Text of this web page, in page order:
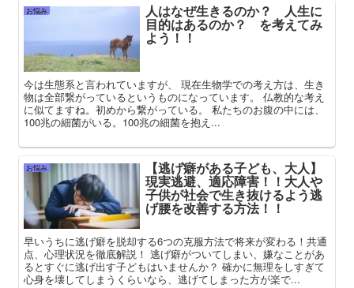
お悩み 人はなぜ生きるのか？ 人生に
目的はあるのか？ を考えてみ
よう！！
今は生態系と言われていますが、 現在生物学での考え方は、生き
物は全部繋がっているというものになっています。 仏教的な考え
に似てますね。初めから繋がっている。 私たちのお腹の中には、
100兆の細菌がいる。100兆の細菌を抱え...
お悩み 【逃げ癖がある子ども、大人】
現実逃避、適応障害！！大人や
子供が社会で生き抜けるよう逃
げ腰を改善する方法！！
早いうちに逃げ癖を脱却する6つの克服方法で将来が変わる！共通
点、心理状況を徹底解説！ 逃げ癖がついてしまい、嫌なことがあ
るとすぐに逃げ出す子どもはいませんか？ 確かに無理をしすぎて
心身を壊してしまうくらいなら、逃げてしまった方が楽で...